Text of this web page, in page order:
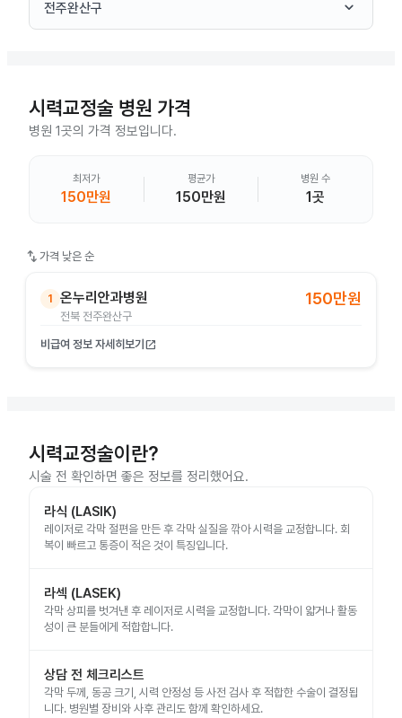
전주완산구 keyboard_arrow_down
시력교정술 병원 가격
병원 1곳의 가격 정보입니다.
최저가
150만원
평균가
150만원
병원 수
1곳
swap_vert 가격 낮은 순
1 온누리안과병원
전북 전주완산구
150만원
비급여 정보 자세히보기 open_in_new
시력교정술이란?
시술 전 확인하면 좋은 정보를 정리했어요.
라식 (LASIK)
레이저로 각막 절편을 만든 후 각막 실질을 깎아 시력을 교정합니다. 회
복이 빠르고 통증이 적은 것이 특징입니다.
라섹 (LASEK)
각막 상피를 벗겨낸 후 레이저로 시력을 교정합니다. 각막이 얇거나 활동
성이 큰 분들에게 적합합니다.
상담 전 체크리스트
각막 두께, 동공 크기, 시력 안정성 등 사전 검사 후 적합한 수술이 결정됩
니다. 병원별 장비와 사후 관리도 함께 확인하세요.